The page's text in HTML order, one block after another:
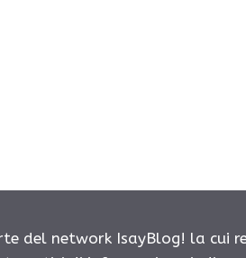
del network IsayBlog! la cui